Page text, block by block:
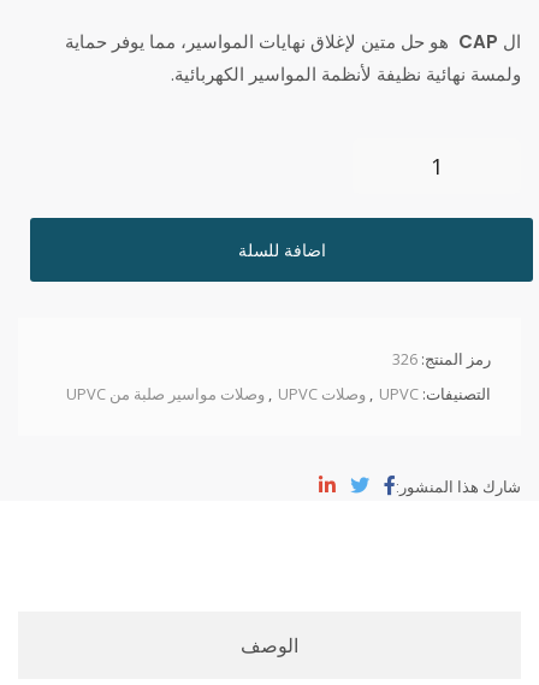
ال CAP هو حل متين لإغلاق نهايات المواسير، مما يوفر حماية
ولمسة نهائية نظيفة لأنظمة المواسير الكهربائية.
اضافة للسلة
رمز المنتج: 326
التصنيفات: UPVC
, وصلات UPVC , وصلات مواسير صلبة من UPVC
شارك هذا المنشور:
الوصف